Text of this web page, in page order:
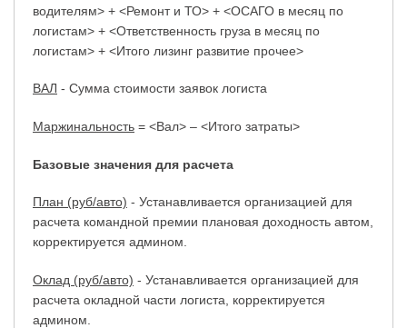
водителям> + <Ремонт и ТО> + <ОСАГО в месяц по
логистам> + <Ответственность груза в месяц по
логистам> + <Итого лизинг развитие прочее>
ВАЛ - Сумма стоимости заявок логиста
Маржинальность = <Вал> – <Итого затраты>
Базовые значения для расчета
План (руб/авто) - Устанавливается организацией для
расчета командной премии плановая доходность автом,
корректируется админом.
Оклад (руб/авто) - Устанавливается организацией для
расчета окладной части логиста, корректируется
админом.